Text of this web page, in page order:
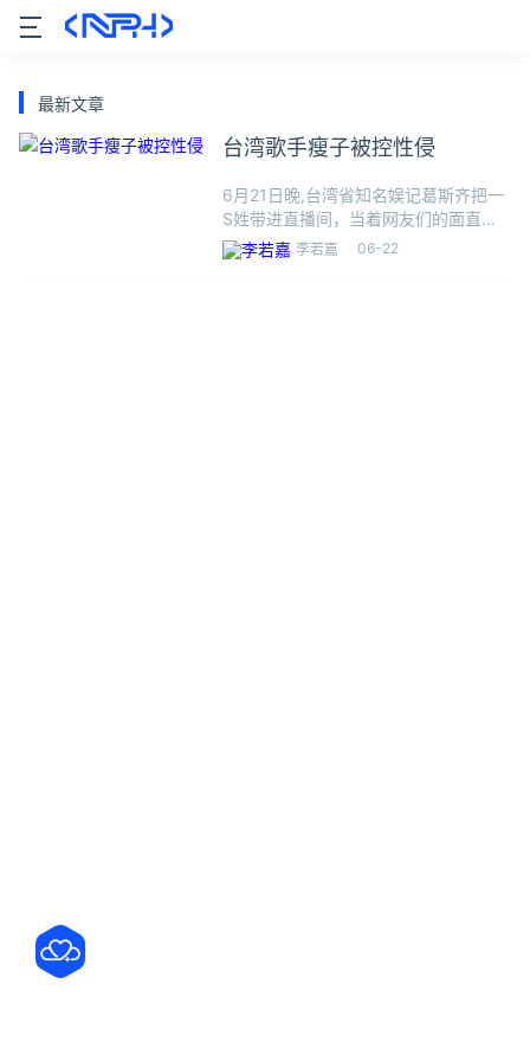
最新文章
台湾歌手瘦子被控性侵
6月21日晚,台湾省知名娱记葛斯齐把一
S姓带进直播间，当着网友们的面直接
控诉rapper瘦子性侵。据该女子所诉，
瘦子在17年前将时年18岁的她强行拉进
李若嘉 06-22